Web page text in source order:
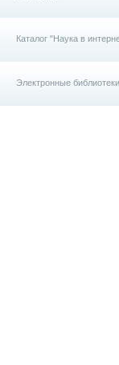
Каталог "Наука в
Электронные библиотеки